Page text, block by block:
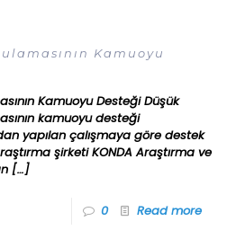
Kamuoyu
Kamuoyu Desteği Düşük
kamuoyu desteği
yapılan çalışmaya göre destek
şirketi KONDA Araştırma ve
[…]
0 Read more